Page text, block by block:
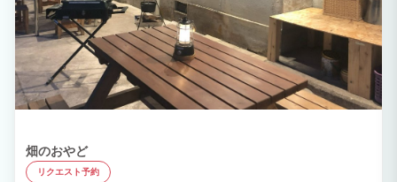
畑のおやど
リクエスト予約